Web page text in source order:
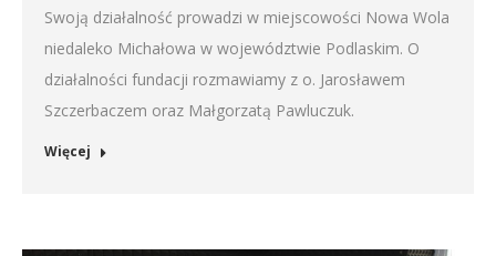
Swoją działalność prowadzi w miejscowości Nowa Wola
niedaleko Michałowa w województwie Podlaskim. O
działalności fundacji rozmawiamy z o. Jarosławem
Szczerbaczem oraz Małgorzatą Pawluczuk.
Więcej